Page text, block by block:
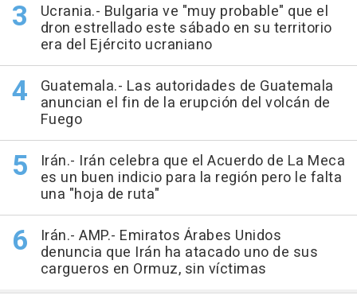
Ucrania.- Bulgaria ve "muy probable" que el
dron estrellado este sábado en su territorio
era del Ejército ucraniano
Guatemala.- Las autoridades de Guatemala
anuncian el fin de la erupción del volcán de
Fuego
Irán.- Irán celebra que el Acuerdo de La Meca
es un buen indicio para la región pero le falta
una "hoja de ruta"
Irán.- AMP.- Emiratos Árabes Unidos
denuncia que Irán ha atacado uno de sus
cargueros en Ormuz, sin víctimas